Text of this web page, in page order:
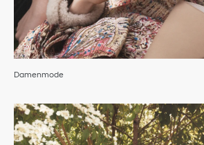
Damenmode